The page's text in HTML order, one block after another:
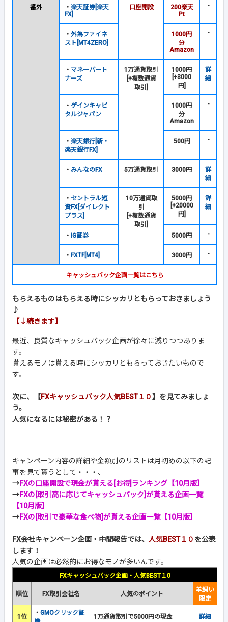
番外 ・ 楽天証券[楽天
FX]
口座開設
200楽天
Pt
-
・ 外為ファイネ
スト[MT4ZERO]
1000円
分
Amazon
-
・ マネーパート
ナーズ
1万通貨取引
[+複数通貨
取引]
1000円
[+3000
円]
詳
細
・ ゲインキャピ
タルジャパン
1000円
分
Amazon
-
・ 楽天銀行[新・
楽天銀行FX]
500円 -
・ みんなのFX 5万通貨取引 3000円
詳
細
・ セントラル短
資FX[ダイレクト
プラス]
10万通貨取
引
[+複数通貨
取引]
5000円
[+20000
円]
詳
細
・ IG証券 5000円 -
・ FXTF[MT4] 3000円 -
キャッシュバック企画一覧はこちら
もらえるものはもらえる時にシッカリともらっておきましょう
♪
【↓続きます】
最近、良質なキャッシュバック企画が徐々に減りつつありま
す。
貰えるモノは貰える時にシッカリともらっておきたいもので
す。
次に、【FXキャッシュバック人気BEST１０ 】を見てみましょ
う。
人気になるには秘密がある！？
キャンペーン内容の詳細や金額別のリストは月初めの以下の記
事を見て貰うとして・・・、
→FXの口座開設で現金が貰える[お得]ランキング【10月版】
→FXの[取引高に応じてキャッシュバック]が貰える企画一覧
【10月版】
→FXの[取引で豪華な食べ物]が貰える企画一覧【10月版】
FX会社キャンペーン企画・中間報告では、 人気BEST１０ を公表
します！
人気の企画は必然的にお得なモノが多いんです。
FXキャッシュバック企画・人気BEST１0
順位 FX取引会社名 人気のポイント
羊飼い
限定
1位
・ GMOクリック証
1万通貨取引で5000円の現金 詳細